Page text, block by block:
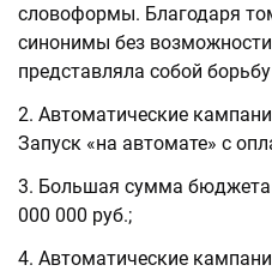
словоформы. Благодаря
синонимы без
представляла собой
Автоматические
Запуск «на автомате» с
Большая сумма бюджета
000 000 руб.;
Автоматические